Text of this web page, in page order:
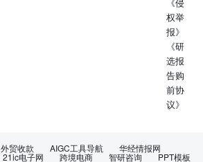
权举
报》
《研
选报
告购
前协
议》
外贸收款 AIGC工具导航 华经情报网
21ic电子网 跨境电商 智研咨询 PPT模板